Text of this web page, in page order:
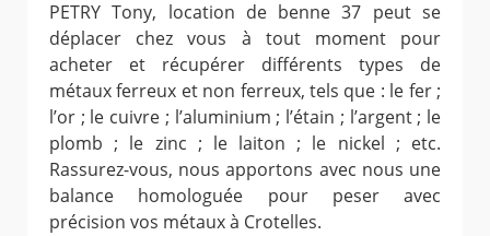
PETRY Tony, location de benne 37 peut se
déplacer chez vous à tout moment pour
acheter et récupérer différents types de
métaux ferreux et non ferreux, tels que : le fer ;
l’or ; le cuivre ; l’aluminium ; l’étain ; l’argent ; le
plomb ; le zinc ; le laiton ; le nickel ; etc.
Rassurez-vous, nous apportons avec nous une
balance homologuée pour peser avec
précision vos métaux à Crotelles.